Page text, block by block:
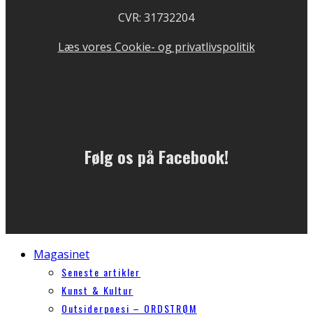
CVR: 31732204
Læs vores Cookie- og privatlivspolitik
Følg os på Facebook!
Magasinet
Seneste artikler
Kunst & Kultur
Outsiderpoesi – ORDSTRØM